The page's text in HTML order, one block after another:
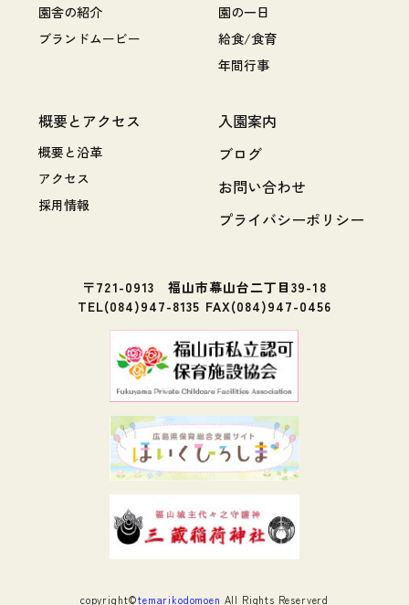
〒721-0913 福山市幕山台二丁目39-18
TEL(084)947-8135 FAX(084)947-0456
園舎の紹介
ブランドムービー
園の一日
給食/食育
年間行事
概要とアクセス
概要と沿革
アクセス
採用情報
入園案内
ブログ
お問い合わせ
プライバシーポリシー
copyright©temarikodomoen All Rights Reserverd